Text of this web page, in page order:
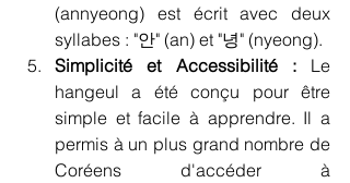
(annyeong) est écrit avec deux
syllabes : "안" (an) et "녕" (nyeong).
Simplicité et Accessibilité : Le
hangeul a été conçu pour être
simple et facile à apprendre. Il a
permis à un plus grand nombre de
Coréens d'accéder à